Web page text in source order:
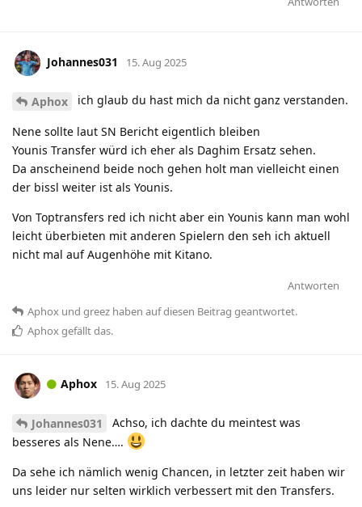
Johannes031 15. Aug 2025
Aphox ich glaub du hast mich da nicht ganz verstanden.
Nene sollte laut SN Bericht eigentlich bleiben
Younis Transfer würd ich eher als Daghim Ersatz sehen.
Da anscheinend beide noch gehen holt man vielleicht einen
der bissl weiter ist als Younis.
Von Toptransfers red ich nicht aber ein Younis kann man wohl
leicht überbieten mit anderen Spielern den seh ich aktuell
nicht mal auf Augenhöhe mit Kitano.
Antworten
Aphox und greez haben auf diesen Beitrag geantwortet.
Aphox gefällt das.
Aphox 15. Aug 2025
Johannes031
Achso, ich dachte du meintest was
besseres als Nene….
Da sehe ich nämlich wenig Chancen, in letzter zeit haben wir
uns leider nur selten wirklich verbessert mit den Transfers.